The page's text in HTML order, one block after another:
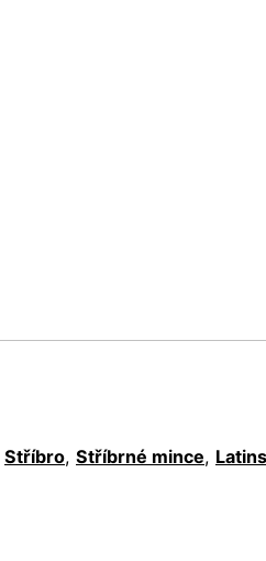
Stříbro, Stříbrné mince,